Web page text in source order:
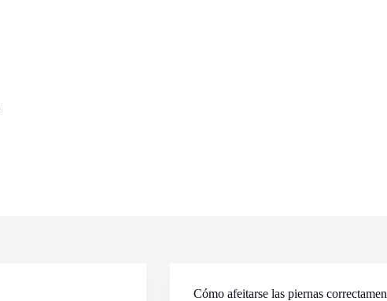
Cómo afeitarse las piernas